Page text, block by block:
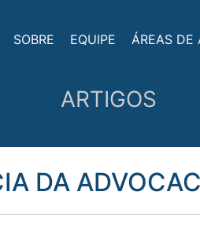
SOBRE EQUIPE ÁREAS DE
ARTIGOS
DA